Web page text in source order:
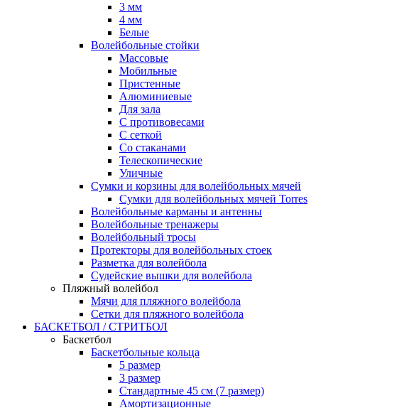
3 мм
4 мм
Белые
Волейбольные стойки
Массовые
Мобильные
Пристенные
Алюминиевые
Для зала
С противовесами
С сеткой
Со стаканами
Телескопические
Уличные
Сумки и корзины для волейбольных мячей
Сумки для волейбольных мячей Torres
Волейбольные карманы и антенны
Волейбольные тренажеры
Волейбольный тросы
Протекторы для волейбольных стоек
Разметка для волейбола
Судейские вышки для волейбола
Пляжный волейбол
Мячи для пляжного волейбола
Сетки для пляжного волейбола
БАСКЕТБОЛ / СТРИТБОЛ
Баскетбол
Баскетбольные кольца
5 размер
3 размер
Стандартные 45 см (7 размер)
Амортизационные